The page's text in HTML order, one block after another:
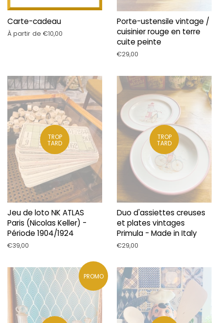
Carte-cadeau
À partir de €10,00
Porte-ustensile vintage /
cuisinier rouge en terre
cuite peinte
Prix
€29,00
TROP
TARD
Jeu de loto NK ATLAS
Paris (Nicolas Keller) -
Période 1904/1924
Prix
€39,00
TROP
TARD
Duo d'assiettes creuses
et plates vintages
Primula - Made in Italy
Prix
€29,00
PROMO